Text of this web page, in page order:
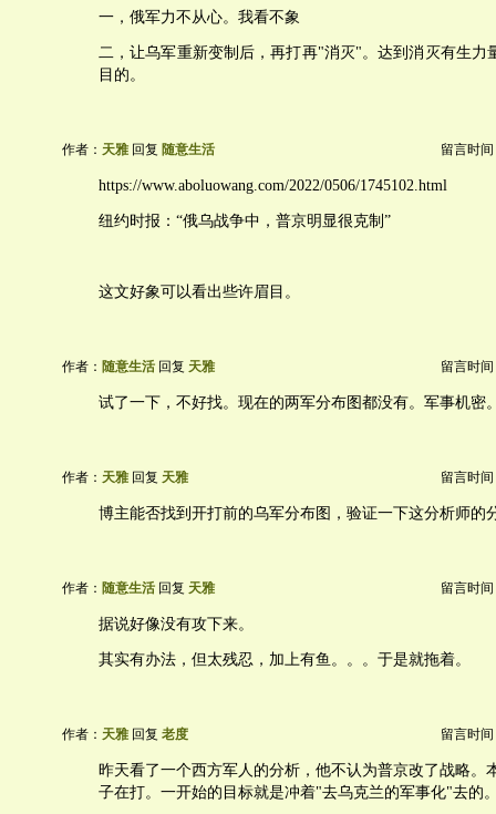
一，俄军力不从心。我看不象
二，让乌军重新变制后，再打再"消灭"。达到消灭有生力
目的。
作者： 天雅 回复 随意生活 留言时间
https://www.aboluowang.com/2022/0506/1745102.html
纽约时报：“俄乌战争中，普京明显很克制”
这文好象可以看出些许眉目。
作者： 随意生活 回复 天雅 留言时间
试了一下，不好找。现在的两军分布图都没有。军事机密
作者： 天雅 回复 天雅 留言时间
博主能否找到开打前的乌军分布图，验证一下这分析师的
作者： 随意生活 回复 天雅 留言时间
据说好像没有攻下来。
其实有办法，但太残忍，加上有鱼。。。于是就拖着。
作者： 天雅 回复 老度 留言时间
昨天看了一个西方军人的分析，他不认为普京改了战略。
子在打。一开始的目标就是冲着"去乌克兰的军事化"去的